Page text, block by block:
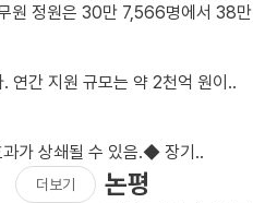
원 정원은 30만 7,566명에서 38
연간 지원 규모는 약 2천억 원이..
효과가 상쇄될 수 있음.◆ 장기..
더보기 논평